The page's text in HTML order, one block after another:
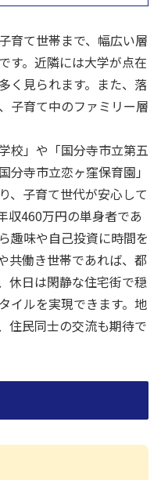
育て世帯まで、幅広い層
す。近隣には大学が点在
く見られます。また、落
子育て中のファミリー層
校」や「国分寺市立第五
分寺市立恋ヶ窪保育園」
、子育て世代が安心して
収460万円の単身者であ
趣味や自己投資に時間を
共働き世帯であれば、都
休日は閑静な住宅街で穏
イルを実現できます。地
住民同士の交流も期待で